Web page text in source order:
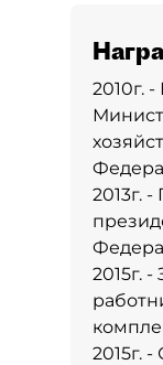
2010г.
2013г.
2015г.
2015г.